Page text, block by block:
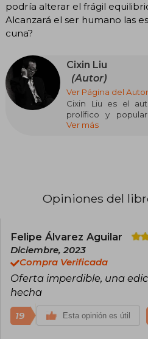
podría alterar el frágil
Alcanzará el ser humano las
cuna?
Cixin Liu
(Autor)
Ver Página del Autor
Cixin Liu es el
prolífico y
China. Liu ha sido
Hugo 2015 a la
Su enorme éxito
mercados
género, pero
millones de
convertir a un
del Oriente más
Ver más
Opiniones del
Felipe Álvarez Aguilar
Diciembre, 2023
Compra Verificada
Oferta imperdible, una
hecha
19 Esta opinión es útil